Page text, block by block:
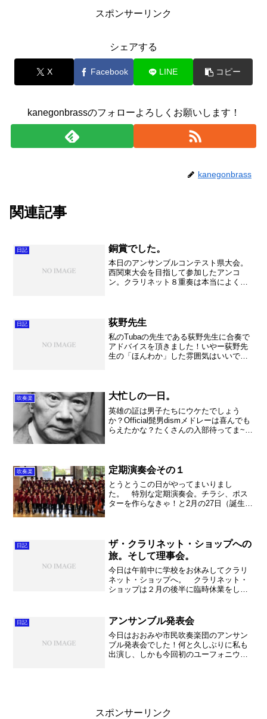
スポンサーリンク
シェアする
X Facebook LINE コピー
kanegonbrassのフォローよろしくお願いします！
kanegonbrass
関連記事
日記 銅賞でした。
本日のアンサンブルコンテスト県大会。
西関東大会を目指して参加したアンコ
ン。クラリネット８重奏は本当によくが
今回のアンコンはとても勉強...
日記 荻野先生
私のTubaの先生である荻野先生に合奏で
アドバイスを頂きました！いやー荻野先
生の「ほんわか」した雰囲気はいいで
が、まだまだ私も甘い部分...
吹奏楽 大忙しの一日。
英雄の証は男子たちにウケたでしょう
か？Official髭男dismメドレーは喜んでも
らえたかな？たくさんの入部待ってま~
吹奏楽 定期演奏会その１
とうとうこの日がやってまいりまし
た。 特別な定期演奏会。チラシ、ポス
ターを作らなきゃ！と2月の27日（誕生
休に実施するつもりでした...
日記
ザ・クラリネット・ショップへの
旅。そして理事会。
今日は午前中に学校をお休みしてクラリ
ネット・ショップへ。 クラリネット・
ショップは２月の後半に臨時休業をして
です。ああ何と優雅な。ウィーン。「こ
うもり」序曲をやる上で、...
日記 アンサンブル発表会
今日はおおみや市民吹奏楽団のアンサン
ブル発表会でした！何と久しぶりに私も
出演し、しかも今回初のユーフォニウ
スポンサーリンク